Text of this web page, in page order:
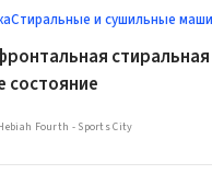
Стиральные и сушильные
состояние
Fourth - Sports City